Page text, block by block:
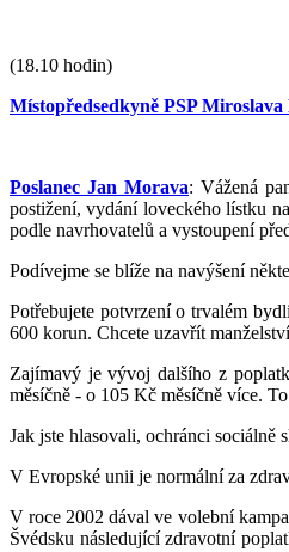
(18.10 hodin)
Místopředsedkyně PSP Miroslava
Poslanec Jan Morava: Vážená
postižení, vydání loveckého lístku
podle navrhovatelů a vystoupení
Podívejme se blíže na navýšení
Potřebujete potvrzení o trvalém
600 korun. Chcete uzavřít
Zajímavý je vývoj dalšího z
měsíčně - o 105 Kč měsíčně více.
Jak jste hlasovali, ochránci sociálně
V Evropské unii je normální za
V roce 2002 dával ve volební
Švédsku následující zdravotní